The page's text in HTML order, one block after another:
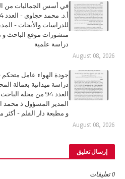
في أسس الجماليات من
للدراسات والأبحاث -
دراسة علمية
August 08, 2026
جودة الهواء عامل متحكم
دراسة ميدانية بعمالة
العدد 94 من مجلة
المدير المسؤول ذ
و مطبعة دار القلم - أكثر من 64 دراسة
August 08, 2026
إرسال تعليق
0 تعليقات